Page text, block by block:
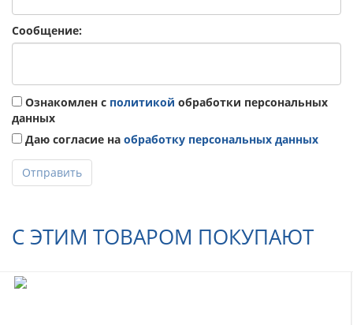
Сообщение:
Ознакомлен с политикой обработки персональных
данных
Даю согласие на обработку персональных данных
Отправить
С ЭТИМ ТОВАРОМ ПОКУПАЮТ